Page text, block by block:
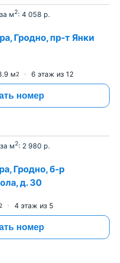
м2: 4 058 р.
Гродно, пр-т Янки
м2 6 этаж из 12
номер
м2: 2 980 р.
Гродно, б-р
д. 30
2 4 этаж из 5
номер